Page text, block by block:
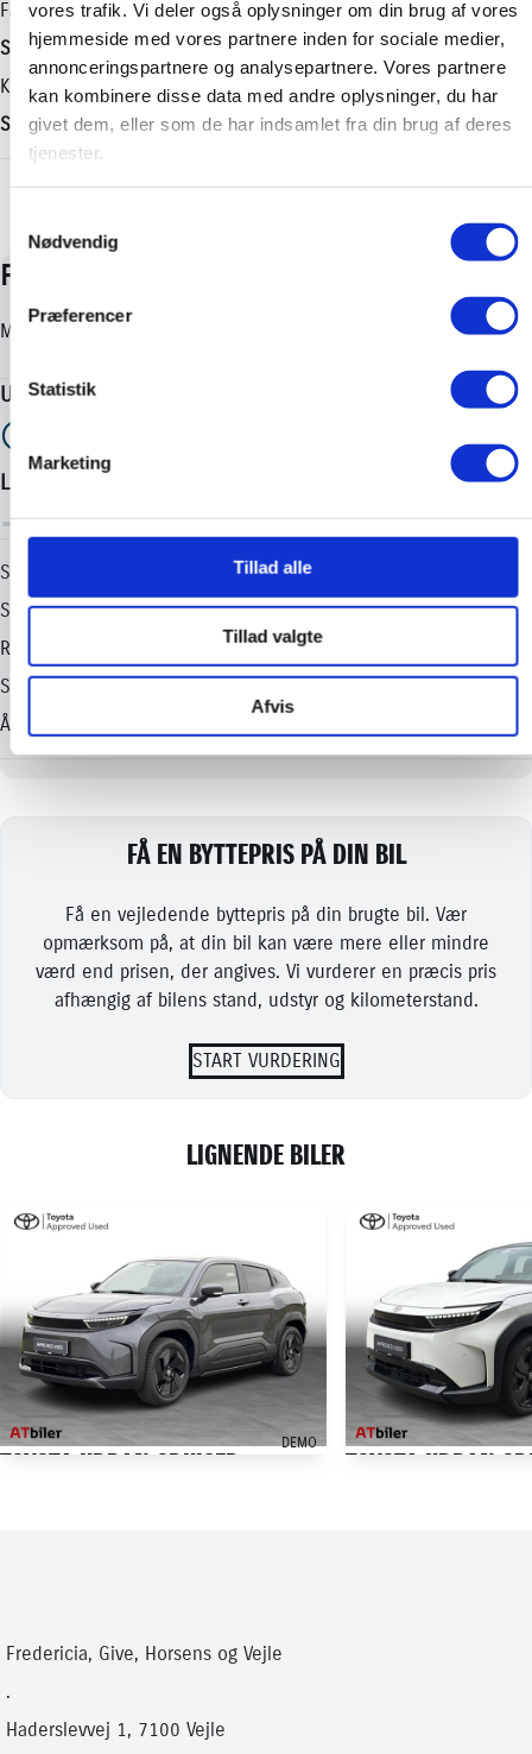
vores trafik. Vi deler også oplysninger om din brug af vores
hjemmeside med vores partnere inden for sociale medier,
annonceringspartnere og analysepartnere. Vores partnere
kan kombinere disse data med andre oplysninger, du har
givet dem, eller som de har indsamlet fra din brug af deres
tjenester.
Nødvendig
Præferencer
Statistik
Marketing
Tillad alle
Tillad valgte
Afvis
🔧 Hos os kan du få en Toyotas Serviceaftale, som giver dig ro
og tryghed igennem hele perioden.
🔧 Er skaden sket? Så er valget med Toyota forsikring det
bedste valg du kan få, med de absolut bedste vilkår der er på
markedet. Du er nemlig garanteret nye originale reservedele
📞 Gå ind på atbiler og find din nærmeste afdeling.
Farve
Sortmetal
Karosseri
SUV
4285 mm
Tilkoblingsvægt med bremser
750 kg
Tilkoblingsvægt uden bremser
750 kg
FÅ EN BYTTEPRIS PÅ DIN BIL
Få en vejledende byttepris på din brugte bil. Vær
opmærksom på, at din bil kan være mere eller mindre
værd end prisen, der angives. Vi vurderer en præcis pris
afhængig af bilens stand, udstyr og kilometerstand.
START VURDERING
LIGNENDE BILER
DEMO
TOYOTA URBAN CRUISER TOYOTA URBAN
Fredericia, Give, Horsens og Vejle
.
Haderslevvej 1, 7100 Vejle